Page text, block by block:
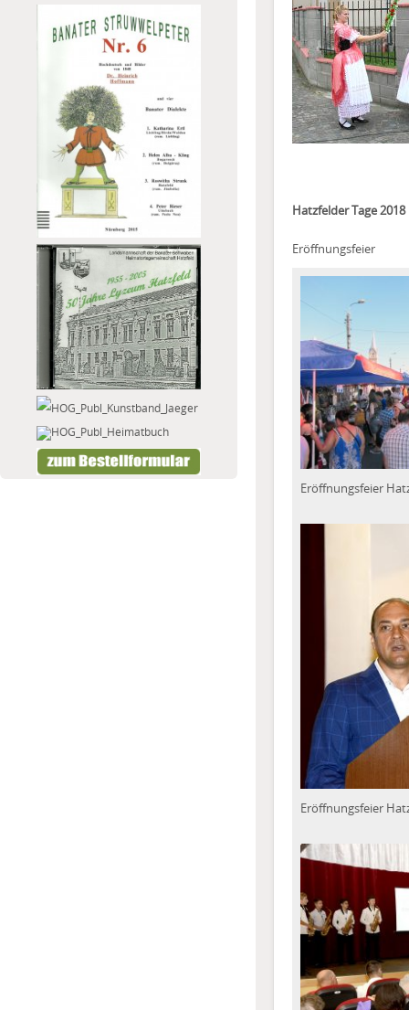
Hatzfelder Tage 2018
Eröffnungsfeier
Eröffnungsfeier
Eröffnungsfeier